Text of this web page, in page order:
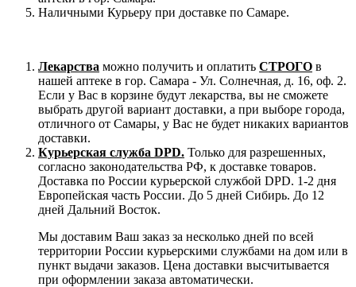
Наличными Курьеру при доставке по Самаре.
Лекарства можно получить и оплатить СТРОГО в
нашей аптеке в гор. Самара - Ул. Солнечная, д. 16, оф. 2.
Если у Вас в корзине будут лекарства, вы не сможете
выбрать другой вариант доставки, а при выборе города,
отличного от Самары, у Вас не будет никаких вариантов
доставки.
Курьерская служба DPD. Только для разрешенных,
согласно законодательства РФ, к доставке товаров.
Доставка по России курьерской службой DPD. 1-2 дня
Европейская часть России. До 5 дней Сибирь. До 12
дней Дальний Восток.
Мы доставим Ваш заказ за несколько дней по всей
территории России курьерскими службами на дом или в
пункт выдачи заказов. Цена доставки высчитывается
при оформлении заказа автоматически.